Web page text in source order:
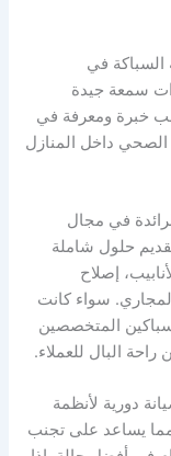
في
سمعة جيدة
خبرة ومعرفة في
داخل المنازل
في مجال
حلول شاملة
إصلاح
سواء كانت
المتخصصين
البال للعملاء.
دورية لأنظمة
مما يساعد على تجنب